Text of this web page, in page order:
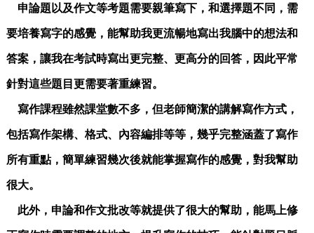
申論題以及作文等考題需要親筆寫下，和選擇題不同，需
要培養寫字的感覺，能幫助我更流暢地寫出我腦中的想法和
答案，讓我在考試時寫出更完整、更高分的回答，因此平常
針對這些題目更需要著重練習。
寫作課程雖然課堂數不多，但老師簡潔的講解寫作方式，
包括寫作架構、格式、內容編排等等，幾乎完整涵蓋了寫作
所有重點，簡單練習幾次後就能掌握寫作的感覺，對我幫助
很大。
此外，申論和作文批改等就提供了很大的幫助，能馬上修